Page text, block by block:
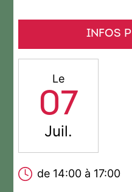
INFOS
Le
07
Juil.
de 14:00 à 17:00